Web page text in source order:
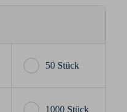
50 Stück
1000 Stück